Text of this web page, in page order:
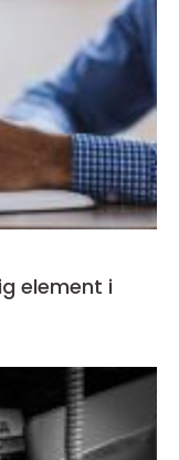
element i